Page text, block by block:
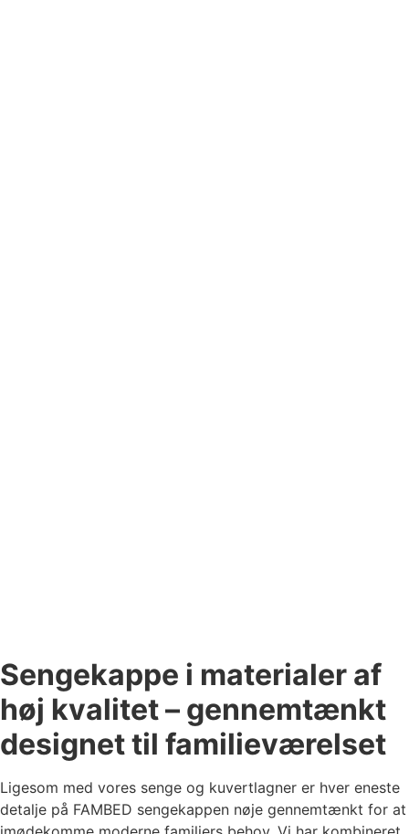
Sengekappe i materialer af
høj kvalitet – gennemtænkt
designet til familieværelset
Ligesom med vores senge og kuvertlagner er hver eneste
detalje på FAMBED sengekappen nøje gennemtænkt for at